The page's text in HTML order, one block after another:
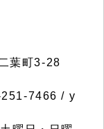
葉町3-28
7466 / y